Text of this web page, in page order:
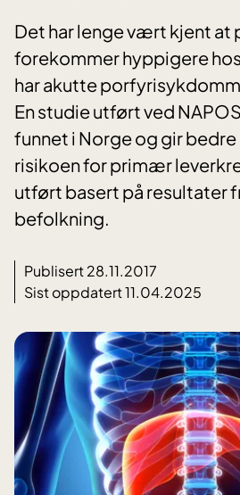
Det har lenge vært kjent
forekommer hyppigere
har akutte
En studie utført ved
funnet i Norge og gir bedre
risikoen for primær
utført basert på resultater
befolkning.
Publisert 28.11.2017
Sist oppdatert 11.04.2025